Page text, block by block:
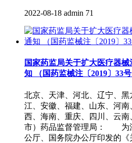
2022-08-18 admin 71
国家药监局关于扩大医疗器
知 （国药监械注〔2019〕33号
北京、天津、河北、辽宁、
江、安徽、福建、山东、河
西、海南、重庆、四川、云
市）药品监督管理局： 为
公厅、国务院办公厅印发的